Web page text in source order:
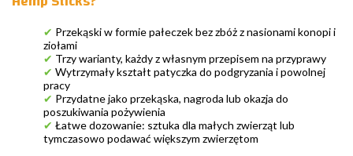
✔ Przekąski w formie pałeczek bez zbóż z nasionami konopi i
ziołami
✔ Trzy warianty, każdy z własnym przepisem na przyprawy
✔ Wytrzymały kształt patyczka do podgryzania i powolnej
pracy
✔ Przydatne jako przekąska, nagroda lub okazja do
poszukiwania pożywienia
✔ Łatwe dozowanie: sztuka dla małych zwierząt lub
tymczasowo podawać większym zwierzętom